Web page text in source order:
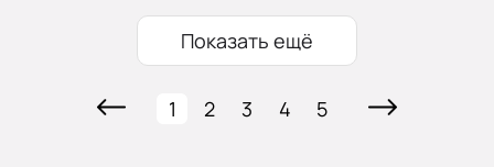
Показать ещё
1 2 3 4 5